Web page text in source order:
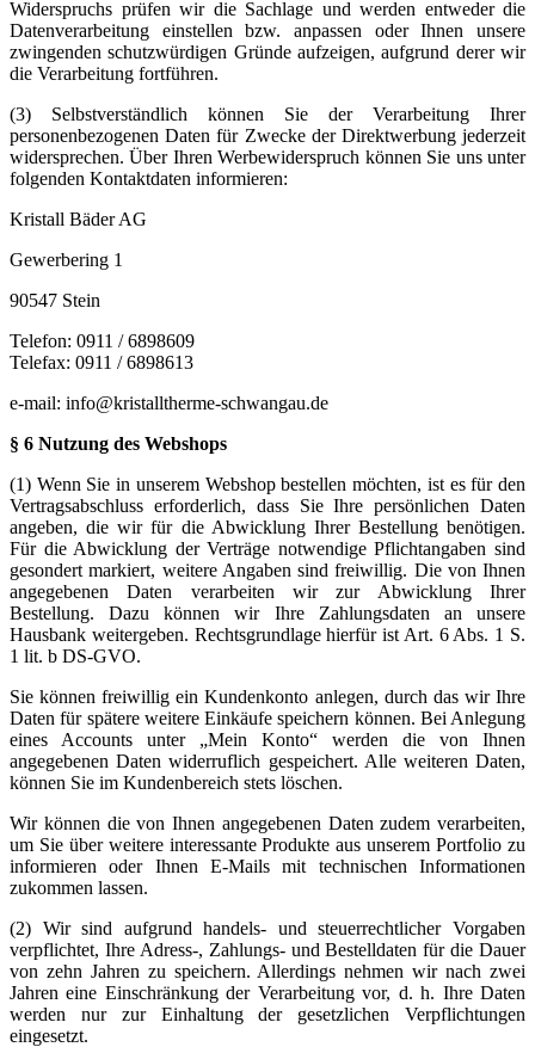
Widerspruchs prüfen wir die Sachlage und werden entweder die
Datenverarbeitung einstellen bzw. anpassen oder Ihnen unsere
zwingenden schutzwürdigen Gründe aufzeigen, aufgrund derer wir
die Verarbeitung fortführen.
(3) Selbstverständlich können Sie der Verarbeitung Ihrer
personenbezogenen Daten für Zwecke der Direktwerbung jederzeit
widersprechen. Über Ihren Werbewiderspruch können Sie uns unter
folgenden Kontaktdaten informieren:
Kristall Bäder AG
Gewerbering 1
90547 Stein
Telefon: 0911 / 6898609
Telefax: 0911 / 6898613
e-mail: info@kristalltherme-schwangau.de
§ 6 Nutzung des Webshops
(1) Wenn Sie in unserem Webshop bestellen möchten, ist es für den
Vertragsabschluss erforderlich, dass Sie Ihre persönlichen Daten
angeben, die wir für die Abwicklung Ihrer Bestellung benötigen.
Für die Abwicklung der Verträge notwendige Pflichtangaben sind
gesondert markiert, weitere Angaben sind freiwillig. Die von Ihnen
angegebenen Daten verarbeiten wir zur Abwicklung Ihrer
Bestellung. Dazu können wir Ihre Zahlungsdaten an unsere
Hausbank weitergeben. Rechtsgrundlage hierfür ist Art. 6 Abs. 1 S.
1 lit. b DS-GVO.
Sie können freiwillig ein Kundenkonto anlegen, durch das wir Ihre
Daten für spätere weitere Einkäufe speichern können. Bei Anlegung
eines Accounts unter „Mein Konto“ werden die von Ihnen
angegebenen Daten widerruflich gespeichert. Alle weiteren Daten,
können Sie im Kundenbereich stets löschen.
Wir können die von Ihnen angegebenen Daten zudem verarbeiten,
um Sie über weitere interessante Produkte aus unserem Portfolio zu
informieren oder Ihnen E-Mails mit technischen Informationen
zukommen lassen.
(2) Wir sind aufgrund handels- und steuerrechtlicher Vorgaben
verpflichtet, Ihre Adress-, Zahlungs- und Bestelldaten für die Dauer
von zehn Jahren zu speichern. Allerdings nehmen wir nach zwei
Jahren eine Einschränkung der Verarbeitung vor, d. h. Ihre Daten
werden nur zur Einhaltung der gesetzlichen Verpflichtungen
eingesetzt.